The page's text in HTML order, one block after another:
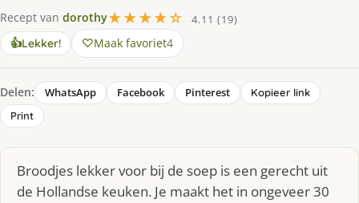
Recept van dorothy★★★★☆
4.11 (19)
👍Lekker! Maak favoriet4
Delen: WhatsApp Facebook Pinterest
Kopieer link
Print
Broodjes lekker voor bij de soep is een gerecht uit
de Hollandse keuken. Je maakt het in ongeveer 30